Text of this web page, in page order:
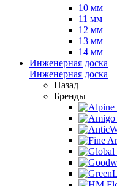
10 мм
11 мм
12 мм
13 мм
14 мм
Инженерная доска
Инженерная доска
Назад
Бренды